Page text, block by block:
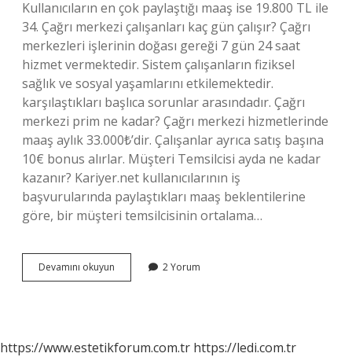
Kullanıcıların en çok paylaştığı maaş ise 19.800 TL ile
34. Çağrı merkezi çalışanları kaç gün çalışır? Çağrı
merkezleri işlerinin doğası gereği 7 gün 24 saat
hizmet vermektedir. Sistem çalışanların fiziksel
sağlık ve sosyal yaşamlarını etkilemektedir.
karşılaştıkları başlıca sorunlar arasındadır. Çağrı
merkezi prim ne kadar? Çağrı merkezi hizmetlerinde
maaş aylık 33.000₺’dir. Çalışanlar ayrıca satış başına
10€ bonus alırlar. Müşteri Temsilcisi ayda ne kadar
kazanır? Kariyer.net kullanıcılarının iş
başvurularında paylaştıkları maaş beklentilerine
göre, bir müşteri temsilcisinin ortalama…
Devamını okuyun
Merkezi
2 Yorum
https://www.estetikforum.com.tr https://ledi.com.tr